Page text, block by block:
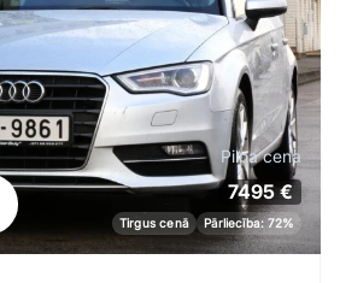
Pilna cena
7495 €
Tirgus cenā Pārliecība: 72%